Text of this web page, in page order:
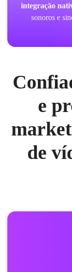
integração
sonoros e
e
de